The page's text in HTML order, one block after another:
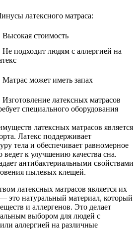
латексного матраса:
Высокая стоимость
Не подходит людям с аллергией на
Матрас может иметь запах
Изготовление латексных матрасов
специального оборудования
латексных матрасов является
Латекс поддерживает
тела и обеспечивает равномерное
ведет к улучшению качества сна.
антибактериальными свойствами
пылевых клещей.
латексных матрасов является их
это натуральный материал, который
и аллергенов. Это делает
выбором для людей с
аллергией на различные